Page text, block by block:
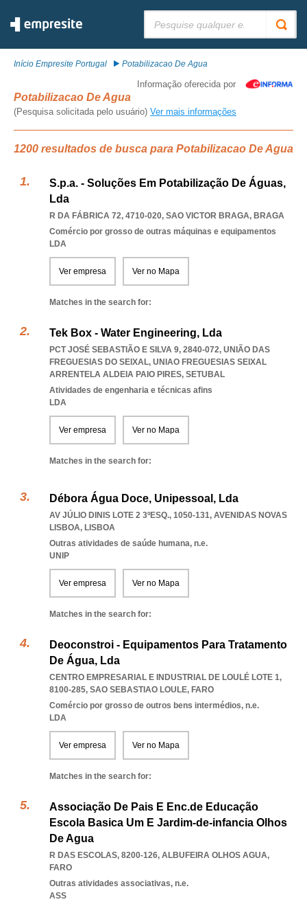
Início Empresite Portugal Potabilizacao De Agua
Informação oferecida por
Potabilizacao De Agua
(Pesquisa solicitada pelo usuário) Ver mais informações
1200 resultados de busca para Potabilizacao De Agua
S.p.a. - Soluções Em Potabilização De Águas,
Lda
R DA FÁBRICA 72, 4710-020, SAO VICTOR BRAGA, BRAGA
Comércio por grosso de outras máquinas e equipamentos
LDA
Ver empresa Ver no Mapa
Matches in the search for:
Tek Box - Water Engineering, Lda
PCT JOSÉ SEBASTIÃO E SILVA 9, 2840-072, UNIÃO DAS
FREGUESIAS DO SEIXAL, UNIAO FREGUESIAS SEIXAL
ARRENTELA ALDEIA PAIO PIRES, SETUBAL
Atividades de engenharia e técnicas afins
LDA
Ver empresa Ver no Mapa
Matches in the search for:
Débora Água Doce, Unipessoal, Lda
AV JÚLIO DINIS LOTE 2 3ºESQ., 1050-131, AVENIDAS NOVAS
LISBOA, LISBOA
Outras atividades de saúde humana, n.e.
UNIP
Ver empresa Ver no Mapa
Matches in the search for:
Deoconstroi - Equipamentos Para Tratamento
De Água, Lda
CENTRO EMPRESARIAL E INDUSTRIAL DE LOULÉ LOTE 1,
8100-285, SAO SEBASTIAO LOULE, FARO
Comércio por grosso de outros bens intermédios, n.e.
LDA
Ver empresa Ver no Mapa
Matches in the search for:
Associação De Pais E Enc.de Educação
Escola Basica Um E Jardim-de-infancia Olhos
De Agua
R DAS ESCOLAS, 8200-126, ALBUFEIRA OLHOS AGUA,
FARO
Outras atividades associativas, n.e.
ASS